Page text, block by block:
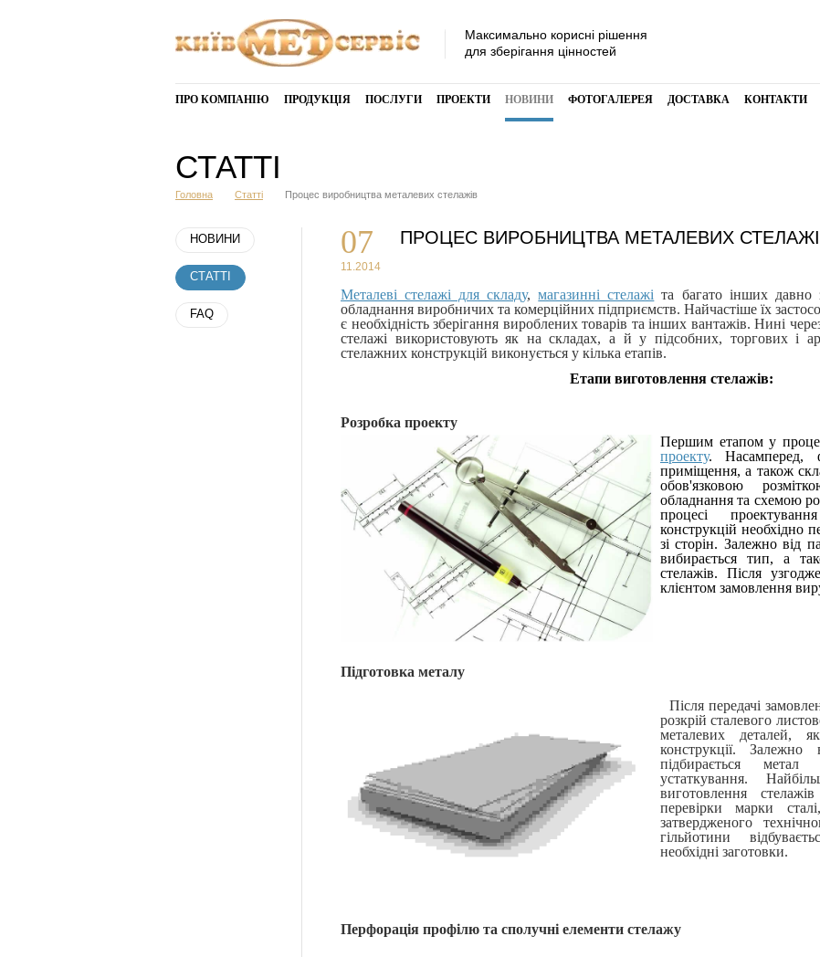
Максимально корисні рішення
для зберігання цінностей
ПРО КОМПАНІЮ ПРОДУКЦІЯ ПОСЛУГИ ПРОЕКТИ НОВИНИ ФОТОГАЛЕРЕЯ ДОСТАВКА КОНТАКТИ
СТАТТІ
Головна Статті Процес виробництва металевих стелажів
НОВИНИ
СТАТТІ
FAQ
07
11.2014
ПРОЦЕС ВИРОБНИЦТВА МЕТАЛЕВИХ
Металеві стелажі для складу,магазинні стелажі та багато інших давно
обладнання виробничих та комерційних підприємств. Найчастіше їх
є необхідність зберігання вироблених товарів та інших вантажів. Нині
стелажі використовують як на складах, а й у підсобних, торгових і
стелажних конструкцій виконується у кілька етапів.
Етапи виготовлення стелажів:
Розробка проекту
Першим етапом у
проекту. Насамперед,
приміщення, а також
обов'язковою
обладнання та схемою
процесі
конструкцій необхідно
зі сторін. Залежно від
вибирається тип, а
стелажів. Після
клієнтом замовлення
Підготовка металу
Після передачі
розкрій сталевого
металевих деталей,
конструкції. Залежно
підбирається метал
устаткування.
виготовлення
перевірки марки
затвердженого
гільйотини
необхідні заготовки.
Перфорація профілю та сполучні елементи стелажу